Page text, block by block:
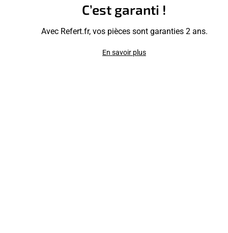
C’est garanti !
Avec Refert.fr, vos pièces sont garanties 2 ans.
En savoir plus